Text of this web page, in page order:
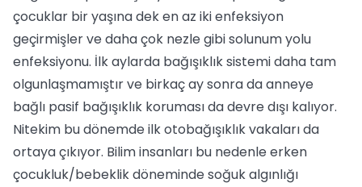
çocuklar bir yaşına dek en az iki enfeksiyon
geçirmişler ve daha çok nezle gibi solunum yolu
enfeksiyonu. İlk aylarda bağışıklık sistemi daha tam
olgunlaşmamıştır ve birkaç ay sonra da anneye
bağlı pasif bağışıklık koruması da devre dışı kalıyor.
Nitekim bu dönemde ilk otobağışıklık vakaları da
ortaya çıkıyor. Bilim insanları bu nedenle erken
çocukluk/bebeklik döneminde soğuk algınlığı